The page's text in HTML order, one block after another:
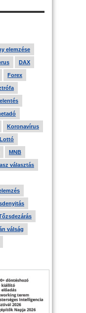
elemzése
DAX
Forex
Koronavírus
Lottó
MNB
választás
válság